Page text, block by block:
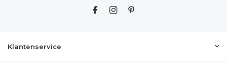
Klantenservice